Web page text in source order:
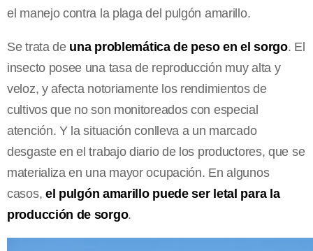
el manejo contra la plaga del pulgón amarillo.
Se trata de una problemática de peso en el sorgo. El
insecto posee una tasa de reproducción muy alta y
veloz, y afecta notoriamente los rendimientos de
cultivos que no son monitoreados con especial
atención. Y la situación conlleva a un marcado
desgaste en el trabajo diario de los productores, que se
materializa en una mayor ocupación. En algunos
casos, el pulgón amarillo puede ser letal para la
producción de sorgo.